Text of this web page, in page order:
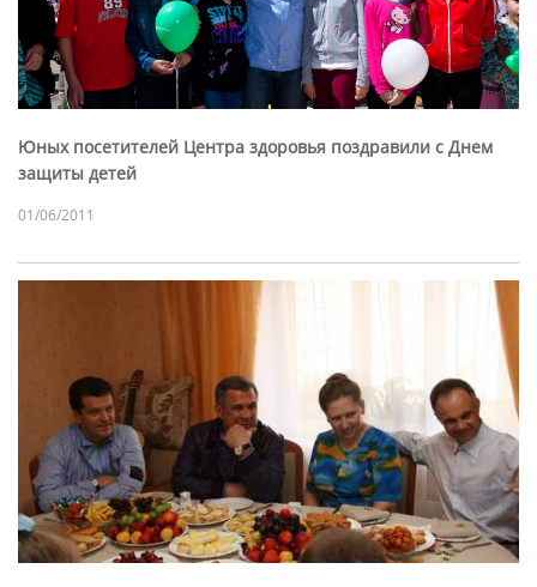
Юных посетителей Центра здоровья поздравили с Днем
защиты детей
01/06/2011